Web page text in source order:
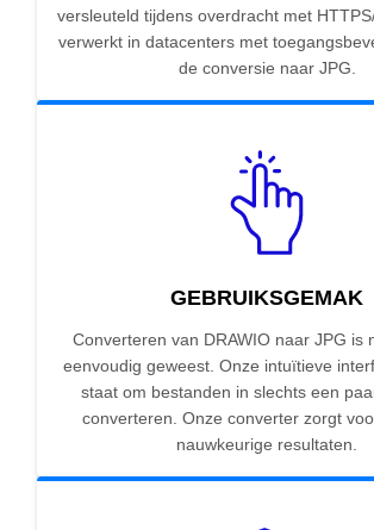
versleuteld tijdens overdracht met
verwerkt in datacenters met
de conversie naar JPG.
GEBRUIKSGEMAK
Converteren van DRAWIO naar JPG is
eenvoudig geweest. Onze intuïtieve
staat om bestanden in slechts een
converteren. Onze converter zorgt
nauwkeurige resultaten.